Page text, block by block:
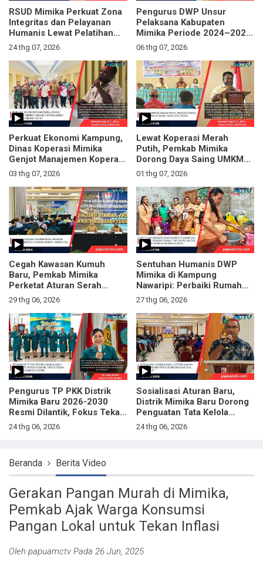
RSUD Mimika Perkuat Zona
Integritas dan Pelayanan
Humanis Lewat Pelatihan
Manajemen Rawat Inap
24 thg 07, 2026
Pengurus DWP Unsur
Pelaksana Kabupaten
Mimika Periode 2024–2029
Resmi Dikukuhkan
06 thg 07, 2026
Perkuat Ekonomi Kampung,
Dinas Koperasi Mimika
Genjot Manajemen Koperasi
Merah Putih
03 thg 07, 2026
Lewat Koperasi Merah
Putih, Pemkab Mimika
Dorong Daya Saing UMKM
Asli Papua
01 thg 07, 2026
Cegah Kawasan Kumuh
Baru, Pemkab Mimika
Perketat Aturan Serah
Terima PSU
29 thg 06, 2026
Sentuhan Humanis DWP
Mimika di Kampung
Nawaripi: Perbaiki Rumah
Tak Layak hingga Intervensi
Tumbuh Kembang Anak
27 thg 06, 2026
Pengurus TP PKK Distrik
Mimika Baru 2026-2030
Resmi Dilantik, Fokus Tekan
Stunting dan Isu Sosial
24 thg 06, 2026
Sosialisasi Aturan Baru,
Distrik Mimika Baru Dorong
Penguatan Tata Kelola
Tingkat RT
24 thg 06, 2026
Beranda Berita Video
Gerakan Pangan Murah di Mimika,
Pemkab Ajak Warga Konsumsi
Pangan Lokal untuk Tekan Inflasi
Oleh papuamctv Pada 26 Jun, 2025